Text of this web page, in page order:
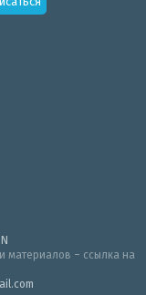
материалов – ссылка на